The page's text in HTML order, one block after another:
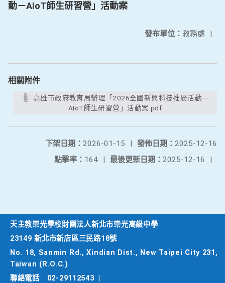
動－AIoT師生研習營」活動案
發布單位： 教務處 |
相關附件
AIoT師生研習營」活動案.pdf
發佈日期： 2025-12-16
下架日期： 2026-01-15
|
最後更新日期： 2025-12-16 |
點擊率： 164 |
天主教崇光學校財團法人新北市崇光高級中學
23149 新北市新店區三民路18號
No. 18, Sanmin Rd., Xindian Dist., New Taipei City 231,
Taiwan (R.O.C.)
聯絡電話
02-29112543